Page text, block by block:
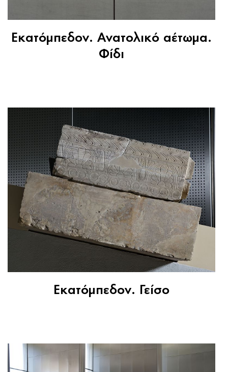
Εκατόμπεδον. Ανατολικό αέτωμα.
Φίδι
Εκατόμπεδον. Γείσο